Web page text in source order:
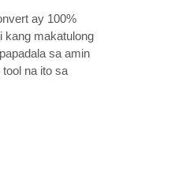
ay 100%
kang makatulong
sa amin
tool na ito sa